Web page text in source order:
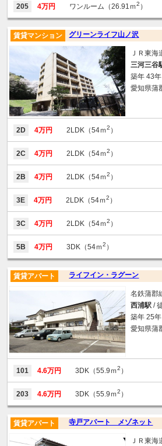
205 4万円 ワンルーム（26.91ｍ2 ）
グリーンライフ山ノ沢
賃貸マンション
ＪＲ東海
三河三谷
築年 43
愛知県蒲
2D 4万円 2LDK（54ｍ2 ）
2C 4万円 2LDK（54ｍ2 ）
2B 4万円 2LDK（54ｍ2 ）
3E 4万円 2LDK（54ｍ2 ）
3C 4万円 2LDK（54ｍ2 ）
5B 4万円 3DK（54ｍ2 ）
ライフイン・ラグーン
賃貸アパート
名鉄蒲郡
西浦駅 /
築年 25
愛知県蒲
101 4.6万円 3DK（55.9ｍ2 ）
203 4.6万円 3DK（55.9ｍ2 ）
寺戸アパート メゾネット
賃貸アパート
ＪＲ東海